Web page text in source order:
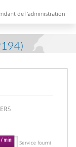
de l'administration
Service fourni